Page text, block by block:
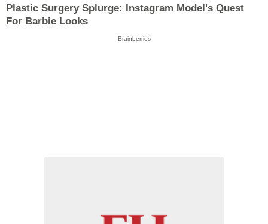
Plastic Surgery Splurge: Instagram Model's Quest
For Barbie Looks
Brainberries